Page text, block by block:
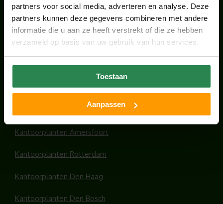
partners voor social media, adverteren en analyse. Deze
partners kunnen deze gegevens combineren met andere
informatie die u aan ze heeft verstrekt of die ze hebben
verzameld op basis van uw gebruik van hun services.
Toestaan
Aanpassen
HANDIGE LINKS
Office plants
Kantoorplanten Utrecht
Kantoorplanten Amsterdam
Kantoorplanten Amersfoort
Kantoorplanten Rotterdam
Kantoorplanten Den Haag
Kantoorplanten Den Bosch